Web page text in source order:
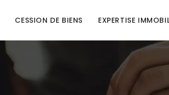
CESSION DE BIENS EXPERTISE